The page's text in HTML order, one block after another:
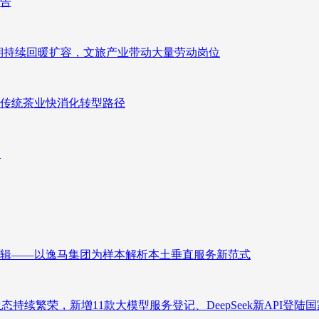
续回暖扩容，文旅产业带动大量劳动岗位
统茶业快消化转型路径
——以逸马集团为样本解析本土垂直服务新范式
续繁荣，新增11款大模型服务登记、DeepSeek新API登陆